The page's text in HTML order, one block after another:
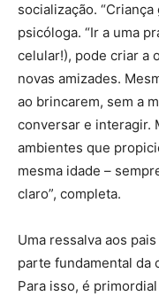
socialização.
psicóloga. “Ir a uma
celular!), pode criar a
novas amizades.
ao brincarem, sem a
conversar e interagir.
ambientes que
mesma idade –
claro”, completa.
Uma ressalva aos
parte fundamental da
Para isso, é